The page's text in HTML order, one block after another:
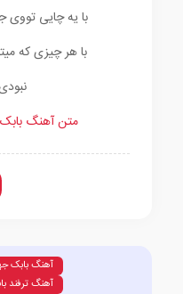
با یه چایی تووی
با هر چیزی که
متن آهنگ بابک
آهنگ بابک
آهنگ ترفند